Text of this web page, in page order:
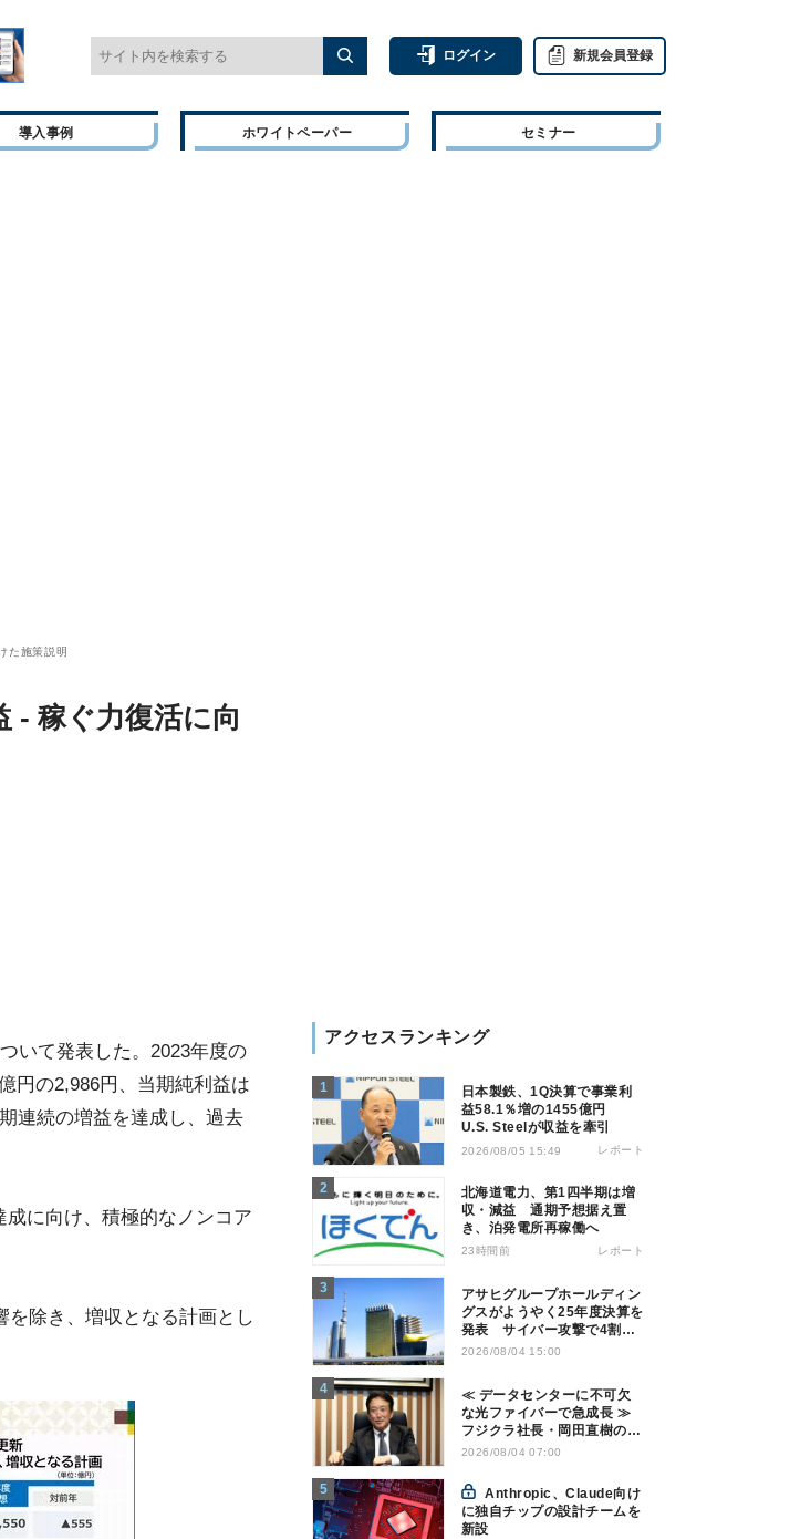
ログイン 新規会員登録
導入事例 ホワイトペーパー セミナー
た施策説明
- 稼ぐ力復活に向
いて発表した。2023年度の
円の2,986円、当期純利益は
連続の増益を達成し、過去
に向け、積極的なノンコア
を除き、増収となる計画とし
アクセスランキング
日本製鉄、1Q決算で事業利
益58.1％増の1455億円
U.S. Steelが収益を牽引
2026/08/05 15:49 レポート
北海道電力、第1四半期は増
収・減益 通期予想据え置
き、泊発電所再稼働へ
23時間前 レポート
アサヒグループホールディン
グスがようやく25年度決算を
発表 サイバー攻撃で4割減
益
2026/08/04 15:00
≪ データセンターに不可欠
な光ファイバーで急成長 ≫
フジクラ社長・岡田直樹の技
術論「見えない技術優位性、
を！」
2026/08/04 07:00
Anthropic、Claude向け
に独自チップの設計チームを
新設